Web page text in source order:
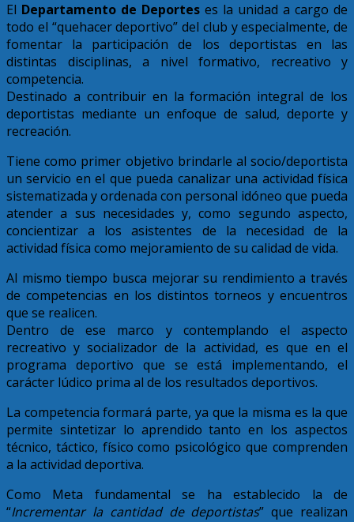
El Departamento de Deportes es la unidad a cargo de
todo el “quehacer deportivo” del club y especialmente, de
fomentar la participación de los deportistas en las
distintas disciplinas, a nivel formativo, recreativo y
competencia.
Destinado a contribuir en la formación integral de los
deportistas mediante un enfoque de salud, deporte y
recreación.
Tiene como primer objetivo brindarle al socio/deportista
un servicio en el que pueda canalizar una actividad física
sistematizada y ordenada con personal idóneo que pueda
atender a sus necesidades y, como segundo aspecto,
concientizar a los asistentes de la necesidad de la
actividad física como mejoramiento de su calidad de vida.
Al mismo tiempo busca mejorar su rendimiento a través
de competencias en los distintos torneos y encuentros
que se realicen.
Dentro de ese marco y contemplando el aspecto
recreativo y socializador de la actividad, es que en el
programa deportivo que se está implementando, el
carácter lúdico prima al de los resultados deportivos.
La competencia formará parte, ya que la misma es la que
permite sintetizar lo aprendido tanto en los aspectos
técnico, táctico, físico como psicológico que comprenden
a la actividad deportiva.
Como Meta fundamental se ha establecido la de
“Incrementar la cantidad de deportistas” que realizan